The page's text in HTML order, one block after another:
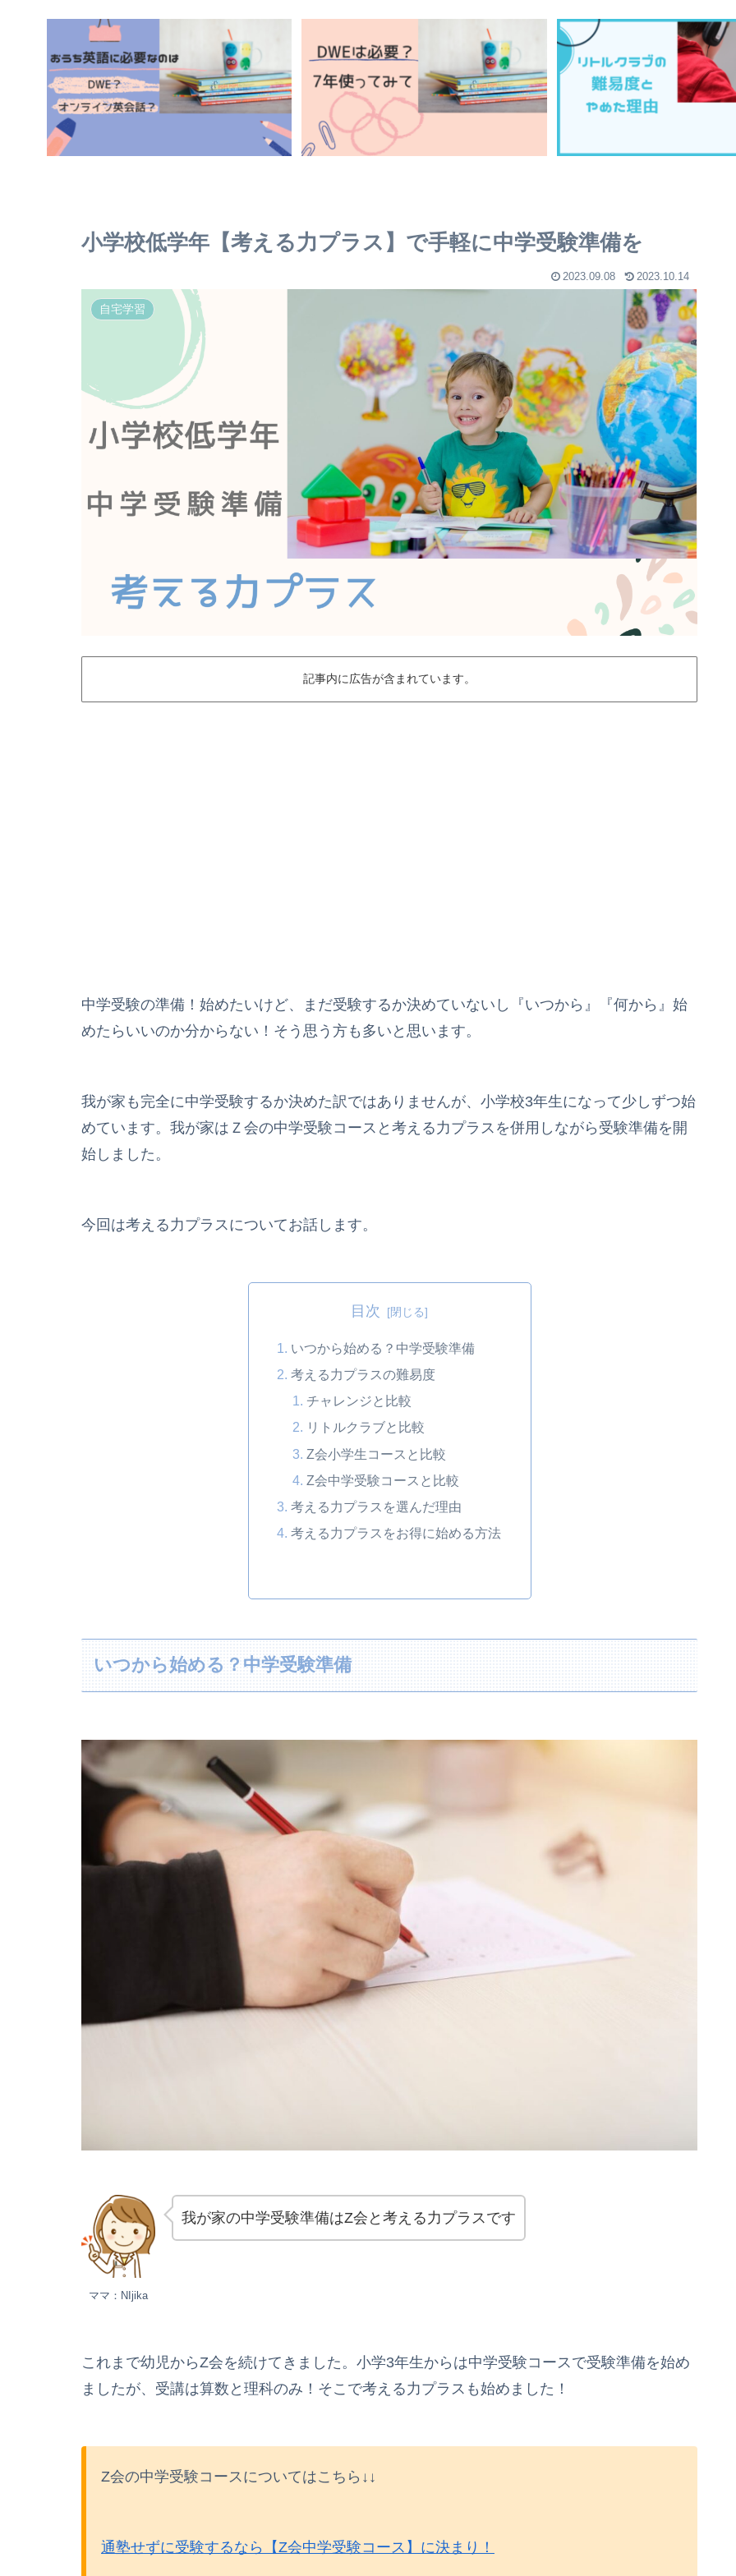
小学校低学年【考える力プラス】で手軽に中学受験準備を
2023.09.08 2023.10.14
自宅学習
記事内に広告が含まれています。
中学受験の準備！始めたいけど、まだ受験するか決めていないし『いつから』『何から』始
めたらいいのか分からない！そう思う方も多いと思います。
我が家も完全に中学受験するか決めた訳ではありませんが、小学校3年生になって少しずつ始
めています。我が家はＺ会の中学受験コースと考える力プラスを併用しながら受験準備を開
始しました。
今回は考える力プラスについてお話します。
目次
いつから始める？中学受験準備
考える力プラスの難易度
チャレンジと比較
リトルクラブと比較
Z会小学生コースと比較
Z会中学受験コースと比較
考える力プラスを選んだ理由
考える力プラスをお得に始める方法
いつから始める？中学受験準備
ママ：NIjika
我が家の中学受験準備はZ会と考える力プラスです
これまで幼児からZ会を続けてきました。小学3年生からは中学受験コースで受験準備を始め
ましたが、受講は算数と理科のみ！そこで考える力プラスも始めました！
Z会の中学受験コースについてはこちら↓↓
通塾せずに受験するなら【Z会中学受験コース】に決まり！